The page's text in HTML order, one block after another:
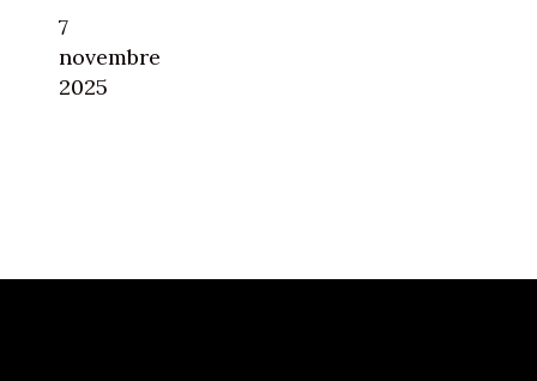
7
novembre
2025